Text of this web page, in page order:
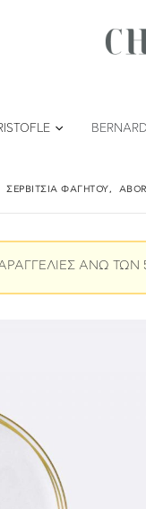
ΣΕΡΒΊΤΣΙΑ ΦΑΓΗΤΟΎ,
ΑΝΩ ΤΩΝ